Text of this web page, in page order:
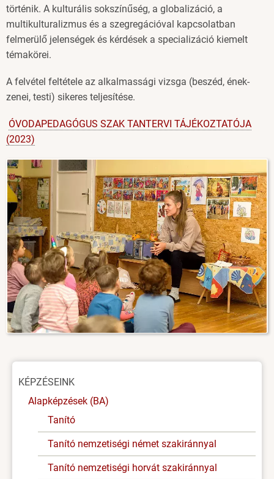
történik. A kulturális sokszínűség, a globalizáció, a
multikulturalizmus és a szegregációval kapcsolatban
felmerülő jelenségek és kérdések a specializáció kiemelt
témakörei.
A felvétel feltétele az alkalmassági vizsga (beszéd, ének-
zenei, testi) sikeres teljesítése.
ÓVODAPEDAGÓGUS SZAK TANTERVI TÁJÉKOZTATÓJA
(2023)
Image
Oldal
KÉPZÉSEINK
Alapképzések (BA)
Tanító
Tanító nemzetiségi német szakiránnyal
Tanító nemzetiségi horvát szakiránnyal